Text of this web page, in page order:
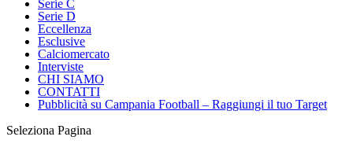
HOME
NEWS
Serie B
Serie C
Serie D
Eccellenza
Esclusive
Calciomercato
Interviste
CONTATTI